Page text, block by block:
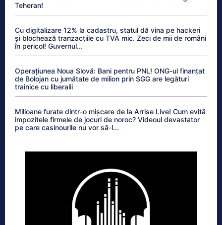
Teheran!
Cu digitalizare 12% la cadastru, statul dă vina pe hackeri
și blochează tranzacțiile cu TVA mic. Zeci de mii de români
în pericol! Guvernul...
Operațiunea Noua Slovă: Bani pentru PNL! ONG-ul finanțat
de Bolojan cu jumătate de milion prin SGG are legături
trainice cu liberalii
Milioane furate dintr-o mișcare de la Arrise Live! Cum evită
impozitele firmele de jocuri de noroc? Videoul devastator
pe care casinourile nu vor să-l...